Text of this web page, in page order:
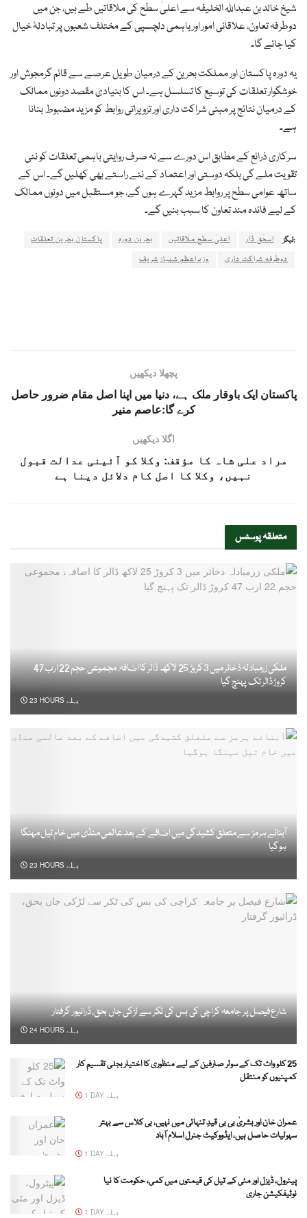
شیخ خالد بن عبداللہ الخلیفہ سے اعلیٰ سطح کی ملاقاتیں طے ہیں، جن میں
دوطرفہ تعاون، علاقائی امور اور باہمی دلچسپی کے مختلف شعبوں پر تبادلۂ خیال
کیا جائے گا۔
یہ دورہ پاکستان اور مملکت بحرین کے درمیان طویل عرصے سے قائم گرمجوش اور
خوشگوار تعلقات کی توسیع کا تسلسل ہے۔ اس کا بنیادی مقصد دونوں ممالک
کے درمیان نتائج پر مبنی شراکت داری اور تزویراتی روابط کو مزید مضبوط بنانا
ہے۔
سرکاری ذرائع کے مطابق اس دورے سے نہ صرف روایتی باہمی تعلقات کو نئی
تقویت ملے گی بلکہ دوستی اور اعتماد کے نئے راستے بھی کھلیں گے۔ اس کے
ساتھ عوامی سطح پر روابط مزید گہرے ہوں گے، جو مستقبل میں دونوں ممالک
کے لیے فائدہ مند تعاون کا سبب بنیں گے۔
ٹیگز: اسحٰق ڈار اعلیٰ سطح ملاقاتیں بحرین دورہ
پاکستان بحرین تعلقات
دوطرفہ شراکت داری
وزیراعظم شہباز شریف
پچھلا دیکھیں
پاکستان ایک باوقار ملک ہے، دنیا میں اپنا اصل مقام ضرور حاصل
کرے گا:عاصم منیر
اگلا دیکھیں
مراد علی شاہ کا مؤقف: وکلا کو آئینی عدالت قبول
نہیں، وکلا کا اصل کام دلائل دینا ہے
متعلقہپوسٹس
ملکی زرمبادلہ ذخائر میں 3 کروڑ 25 لاکھ ڈالر کا اضافہ، مجموعی حجم 22 ارب 47
کروڑ ڈالر تک پہنچ گیا
23 HOURS پہلے
آبنائے ہرمز سے متعلق کشیدگی میں اضافے کے بعد عالمی منڈی میں خام تیل مہنگا
ہوگیا
23 HOURS پہلے
شارع فیصل پر جامعہ کراچی کی بس کی ٹکر سے لڑکی جاں بحق، ڈرائیور گرفتار
24 HOURS پہلے
25 کلو واٹ تک کے سولر صارفین کے لیے منظوری کا اختیار بجلی تقسیم کار
کمپنیوں کو منتقل
1 DAY پہلے
عمران خان اور بشریٰ بی بی قیدِ تنہائی میں نہیں، بی کلاس سے بہتر
سہولیات حاصل ہیں، ایڈووکیٹ جنرل اسلام آباد
1 DAY پہلے
پیٹرول، ڈیزل اور مٹی کے تیل کی قیمتوں میں کمی، حکومت کا نیا
نوٹیفکیشن جاری
1 DAY پہلے